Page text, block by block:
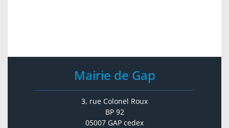
Mairie de Gap
3, rue Colonel Roux
BP 92
05007 GAP cedex